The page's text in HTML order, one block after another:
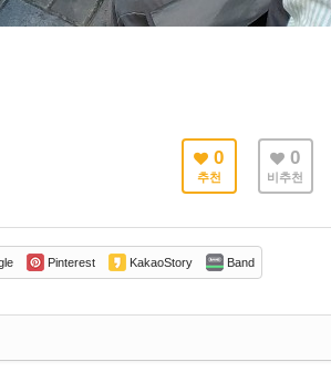
0
추천
0
비추천
Pinterest KakaoStory Band